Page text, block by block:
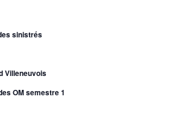
sinistrés
Villeneuvois
OM semestre 1